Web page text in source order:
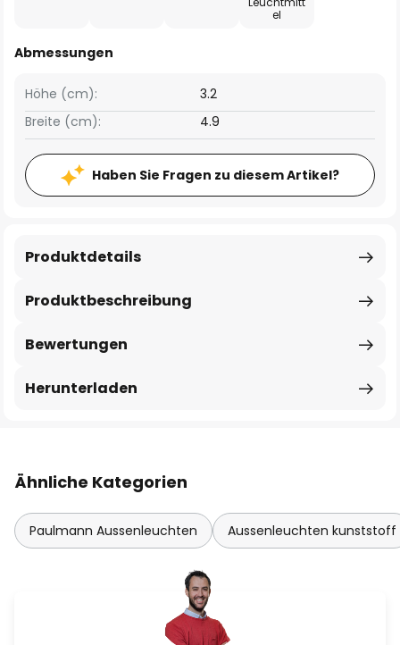
el
Abmessungen
Breite (cm): 4.9
Höhe (cm): 3.2
Haben Sie Fragen zu diesem Artikel?
Produktbeschreibung
Produktdetails
Bewertungen
Herunterladen
Ähnliche Kategorien
Paulmann Aussenleuchten Aussenleuchten kunststoff